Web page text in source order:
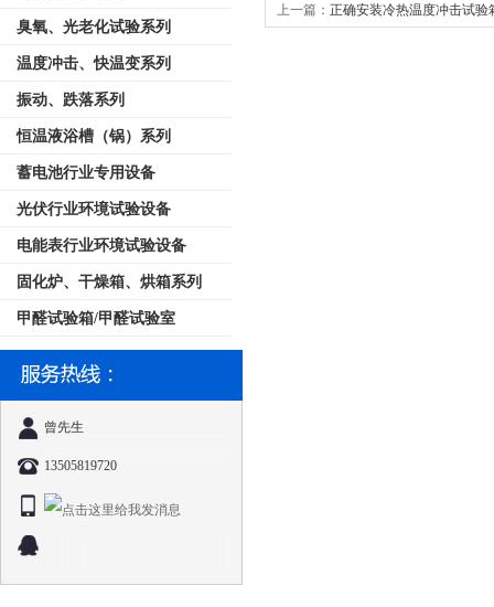
臭氧、光老化试验系列
温度冲击、快温变系列
振动、跌落系列
恒温液浴槽（锅）系列
蓄电池行业专用设备
光伏行业环境试验设备
电能表行业环境试验设备
固化炉、干燥箱、烘箱系列
甲醛试验箱/甲醛试验室
曾先生
13505819720
上一篇： 正确安装冷热温度冲击试验